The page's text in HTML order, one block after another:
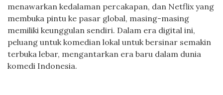
menawarkan kedalaman percakapan, dan Netflix yang
membuka pintu ke pasar global, masing-masing
memiliki keunggulan sendiri. Dalam era digital ini,
peluang untuk komedian lokal untuk bersinar semakin
terbuka lebar, mengantarkan era baru dalam dunia
komedi Indonesia.